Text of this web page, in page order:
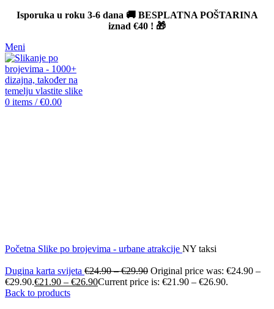
Isporuka u roku 3-6 dana 🚚 BESPLATNA POŠTARINA
iznad €40 ! 🎁
Meni
0 items / €0.00
Početna Slike po brojevima - urbane atrakcije NY taksi
Dugina karta svijeta €24.90–€29.90 Original price was: €24.90 –
€29.90.€21.90 – €26.90Current price is: €21.90 – €26.90.
Back to products